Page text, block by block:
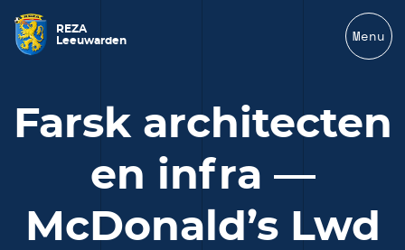
REZA
Leeuwarden
Menu
Farsk architecten
en infra —
McDonald’s Lwd